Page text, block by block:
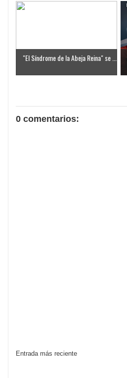
"El Síndrome de la Abeja Reina" se ...
0 comentarios:
Entrada más reciente